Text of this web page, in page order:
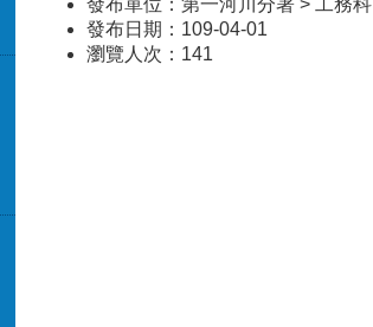
發布日期：109-04-01
瀏覽人次： 141